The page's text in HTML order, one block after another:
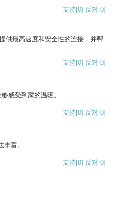
支持[0] 反对[0]
供最高速度和安全性的连接，并帮
支持[0] 反对[0]
感受到家的温暖。
支持[0] 反对[0]
富。
支持[0] 反对[0]